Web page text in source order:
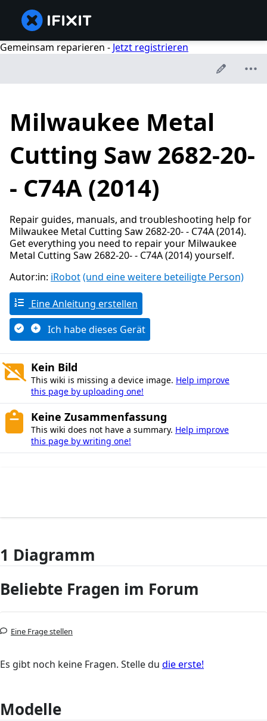
Gemeinsam reparieren - Jetzt registrieren
Milwaukee Metal
Cutting Saw 2682-20-
- C74A (2014)
Repair guides, manuals, and troubleshooting help for
Milwaukee Metal Cutting Saw 2682-20- - C74A (2014).
Get everything you need to repair your Milwaukee
Metal Cutting Saw 2682-20- - C74A (2014) yourself.
Autor:in: iRobot(und eine weitere beteiligte Person)
Eine Anleitung erstellen
Ich habe dieses Gerät
Kein Bild
This wiki is missing a device image. Help improve
this page by uploading one!
Keine Zusammenfassung
This wiki does not have a summary. Help improve
this page by writing one!
1 Diagramm
Beliebte Fragen im Forum
Eine Frage stellen
Es gibt noch keine Fragen. Stelle du die erste!
Modelle